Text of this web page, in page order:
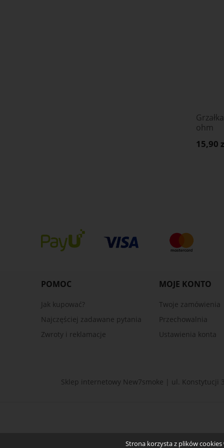
Strona korzysta z plików cookies
ohm
15,90
POMOC
Jak kupować?
Najczęściej zadawane pytania
Zwroty i reklamacje
MOJE KONTO
Twoje zamówienia
Przechowalnia
Ustawienia konta
Sklep internetowy New7smoke | ul. Konstytucji